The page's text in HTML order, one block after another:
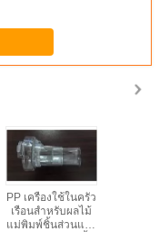
PP เครื่องใช้ในครัว
เรือนสำหรับผลไม้
แม่พิมพ์ชิ้นส่วนและ